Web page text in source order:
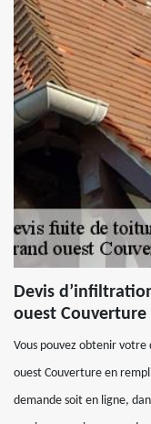
Devis
ouest
Vous pouvez obtenir votre
ouest Couverture en
demande soit en ligne,